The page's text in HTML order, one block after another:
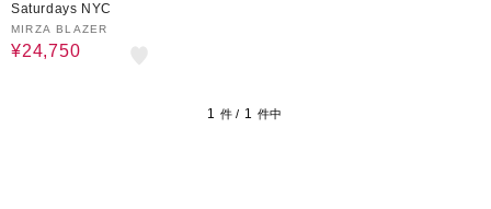
Saturdays NYC
MIRZA BLAZER
¥24,750
1 件 / 1 件中